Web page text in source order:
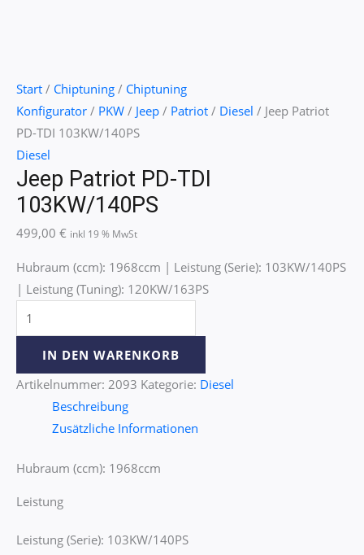
Start / Chiptuning / Chiptuning
Konfigurator / PKW / Jeep / Patriot / Diesel / Jeep Patriot
PD-TDI 103KW/140PS
Diesel
Jeep Patriot PD-TDI
103KW/140PS
499,00 € inkl 19 % MwSt
Hubraum (ccm): 1968ccm | Leistung (Serie): 103KW/140PS
| Leistung (Tuning): 120KW/163PS
IN DEN WARENKORB
Artikelnummer: 2093 Kategorie: Diesel
Beschreibung
Zusätzliche Informationen
Hubraum (ccm): 1968ccm
Leistung
Leistung (Serie): 103KW/140PS